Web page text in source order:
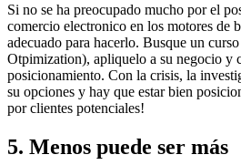
Si no se ha preocupado mucho por el
comercio electronico en los motores de
adecuado para hacerlo. Busque un
Otpimization), apliquelo a su negocio y
posicionamiento. Con la crisis, la
su opciones y hay que estar bien
por clientes potenciales!
5. Menos puede ser más